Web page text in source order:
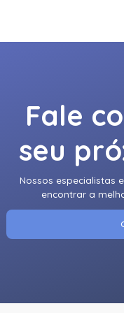
920Pmntekma003 |
Rp40
920Ptnnek00000 |
Rp40
921Nbnnek20000 |
921Nmnnekma002 |
Rk40
921Ntnnek00000 |
Fale
seu
Nossos especialistas
encontrar a